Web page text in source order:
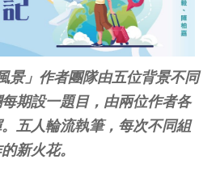
景」作者團隊由五位背景不同
期設一題目，由兩位作者各
五人輪流執筆，每次不同組
新火花。